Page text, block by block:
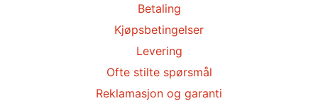
Betaling
Kjøpsbetingelser
Levering
Ofte stilte spørsmål
Reklamasjon og garanti